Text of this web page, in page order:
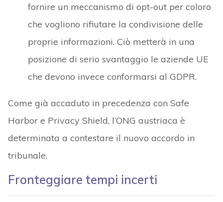
fornire un meccanismo di opt-out per coloro
che vogliono rifiutare la condivisione delle
proprie informazioni. Ciò metterà in una
posizione di serio svantaggio le aziende UE
che devono invece conformarsi al GDPR.
Come già accaduto in precedenza con Safe
Harbor e Privacy Shield, l’ONG austriaca è
determinata a contestare il nuovo accordo in
tribunale.
Fronteggiare tempi incerti